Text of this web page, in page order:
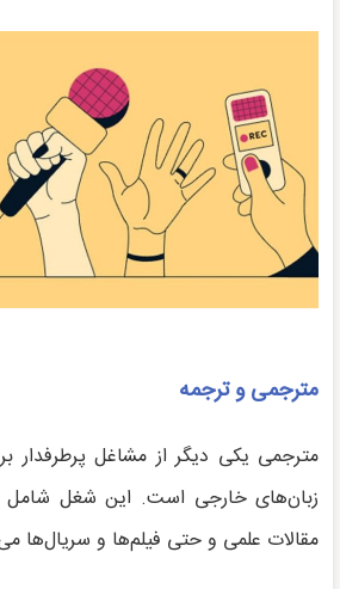
مترجمی و ترجمه
مترجمی یکی دیگر از مشاغل پرطرفدار
زبان‌های خارجی است. این شغل شامل
مقالات علمی و حتی فیلم‌ها و سریال‌ها